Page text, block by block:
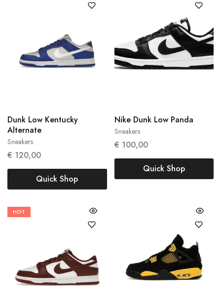
Sneakers
Dunk Low Kentucky
Alternate
€ 120,00
42
Quick Shop
Sneakers
Nike Dunk Low Panda
€ 100,00
47
Quick Shop
HOT